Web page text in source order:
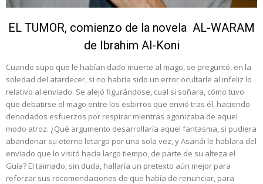
EL TUMOR, comienzo de la novela AL-WARAM
de Ibrahim Al-Koni
Cuando supo que le habían dado muerte al mago, se preguntó, en la
soledad del atardecer, si no habría sido un error ocultarle al infeliz lo
relativo al enviado. Se alejó figurándose, cual si soñara, cómo tuvo
que debatirse el mago entre los esbirros que envió tras él, haciendo
denodados esfuerzos por respirar mientras agonizaba de aquel
modo atroz. ¿Qué argumento desarrollaría aquel fantasma, si pudiera
abandonar su eterno letargo por una sola vez, y Asanái le hablara del
enviado que lo visitó hacía largo tiempo, de parte de su alteza el
Guía? El taimado, sin duda, hallaría un pretexto aún mejor para
reforzar sus recomendaciones de que había de renunciar, para